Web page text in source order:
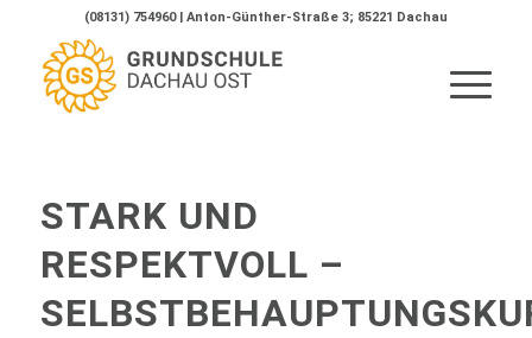
(08131) 754960 | Anton-Günther-Straße 3; 85221 Dachau
STARK UND
RESPEKTVOLL –